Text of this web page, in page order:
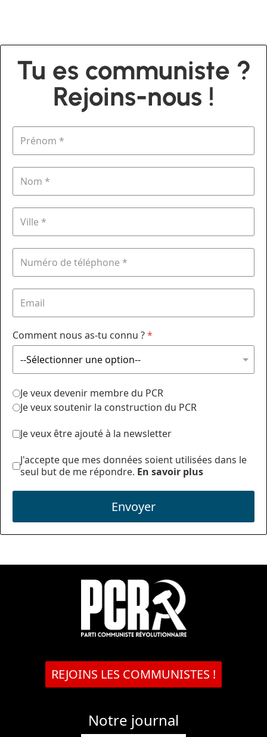
Tu es communiste ?
Rejoins-nous !
Comment nous as-tu connu ?*
Je veux devenir membre du PCR
Je veux soutenir la construction du PCR
Je veux être ajouté à la newsletter
J'accepte que mes données soient utilisées dans le
seul but de me répondre. En savoir plus
Envoyer
REJOINS LES COMMUNISTES !
Notre journal